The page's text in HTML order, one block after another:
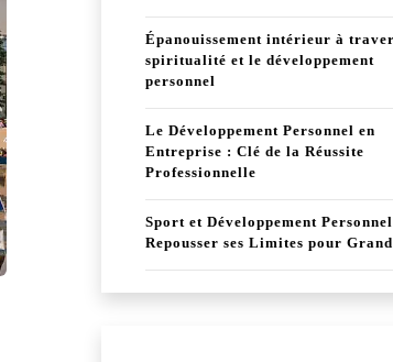
Épanouissement intérieur à
spiritualité et le développement
personnel
Le Développement Personnel en
Entreprise : Clé de la Réussite
Professionnelle
Sport et Développement
Repousser ses Limites pour